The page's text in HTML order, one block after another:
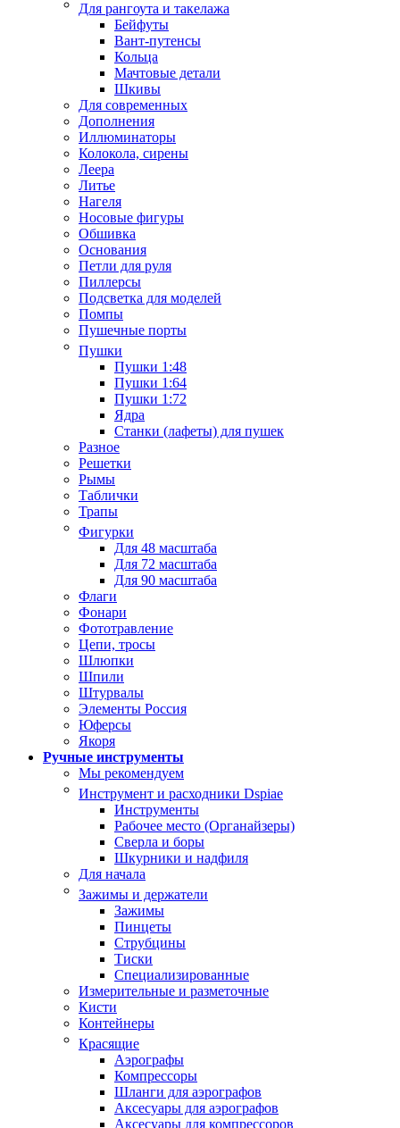
Для рангоута и такелажа
Бейфуты
Вант-путенсы
Кольца
Мачтовые детали
Шкивы
Для современных
Дополнения
Иллюминаторы
Колокола, сирены
Леера
Литье
Нагеля
Носовые фигуры
Обшивка
Основания
Петли для руля
Пиллерсы
Подсветка для моделей
Помпы
Пушечные порты
Пушки
Пушки 1:48
Пушки 1:64
Пушки 1:72
Ядра
Станки (лафеты) для пушек
Разное
Решетки
Рымы
Таблички
Трапы
Фигурки
Для 48 масштаба
Для 72 масштаба
Для 90 масштаба
Флаги
Фонари
Фототравление
Цепи, тросы
Шлюпки
Шпили
Штурвалы
Элементы Россия
Юферсы
Якоря
Ручные инструменты
Мы рекомендуем
Инструмент и расходники Dspiae
Инструменты
Рабочее место (Органайзеры)
Сверла и боры
Шкурники и надфиля
Для начала
Зажимы и держатели
Зажимы
Пинцеты
Струбцины
Тиски
Специализированные
Измерительные и разметочные
Кисти
Контейнеры
Красящие
Аэрографы
Компрессоры
Шланги для аэрографов
Аксесуары для аэрографов
Аксесуары для компрессоров